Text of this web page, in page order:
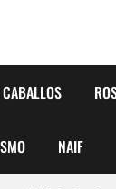
CABALLOS
NAIF
y Flores Para